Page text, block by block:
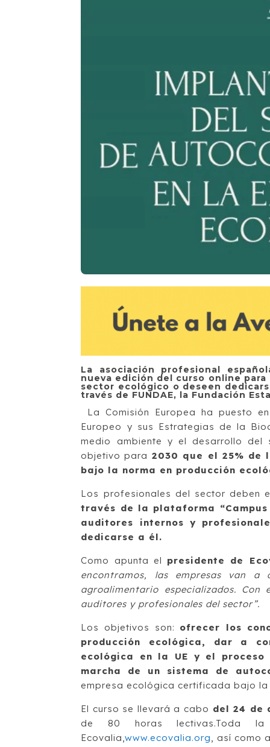
La asociación profesional
nueva edición del curso online
sector ecológico o deseen
través de FUNDAE, la Fundación
La Comisión Europea ha puesto
Europeo y sus Estrategias de la
medio ambiente y el desarrollo del
objetivo para 2030 que el 25%
bajo la norma en producción
Los profesionales del sector deben
través de la plataforma “Campus
auditores internos y
dedicarse a él.
Como apunta el presidente de
encontramos, las empresas van a
agroalimentario especializados.
auditores y profesionales del sector”.
Los objetivos son: ofrecer los
producción ecológica, dar a
ecológica en la UE y el
marcha de un sistema de
empresa ecológica certificada bajo la
El curso se llevará a cabo del 24 de
de 80 horas lectivas.Toda
Ecovalia,www.ecovalia.org, así como